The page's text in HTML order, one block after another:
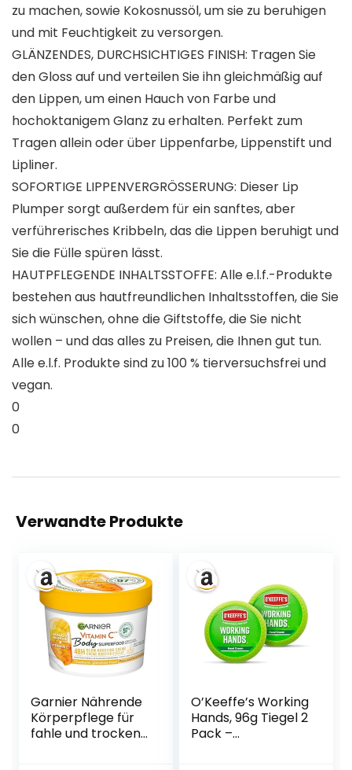
zu machen, sowie Kokosnussöl, um sie zu beruhigen
und mit Feuchtigkeit zu versorgen.
GLÄNZENDES, DURCHSICHTIGES FINISH: Tragen Sie
den Gloss auf und verteilen Sie ihn gleichmäßig auf
den Lippen, um einen Hauch von Farbe und
hochoktanigem Glanz zu erhalten. Perfekt zum
Tragen allein oder über Lippenfarbe, Lippenstift und
Lipliner.
SOFORTIGE LIPPENVERGRÖSSERUNG: Dieser Lip
Plumper sorgt außerdem für ein sanftes, aber
verführerisches Kribbeln, das die Lippen beruhigt und
Sie die Fülle spüren lässt.
HAUTPFLEGENDE INHALTSSTOFFE: Alle e.l.f.-Produkte
bestehen aus hautfreundlichen Inhaltsstoffen, die Sie
sich wünschen, ohne die Giftstoffe, die Sie nicht
wollen – und das alles zu Preisen, die Ihnen gut tun.
Alle e.l.f. Produkte sind zu 100 % tierversuchsfrei und
vegan.
0
0
Verwandte Produkte
Garnier Nährende
Körperpflege für
fahle und trockene
O’Keeffe’s Working
Hands, 96g Tiegel 2
Pack –